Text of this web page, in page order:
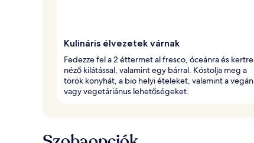
Kulináris élvezetek várnak
Fedezze fel a 2 éttermet al fresco, óceánra és kertre
néző kilátással, valamint egy bárral. Kóstolja meg a
török konyhát, a bio helyi ételeket, valamint a vegán
vagy vegetáriánus lehetőségeket.